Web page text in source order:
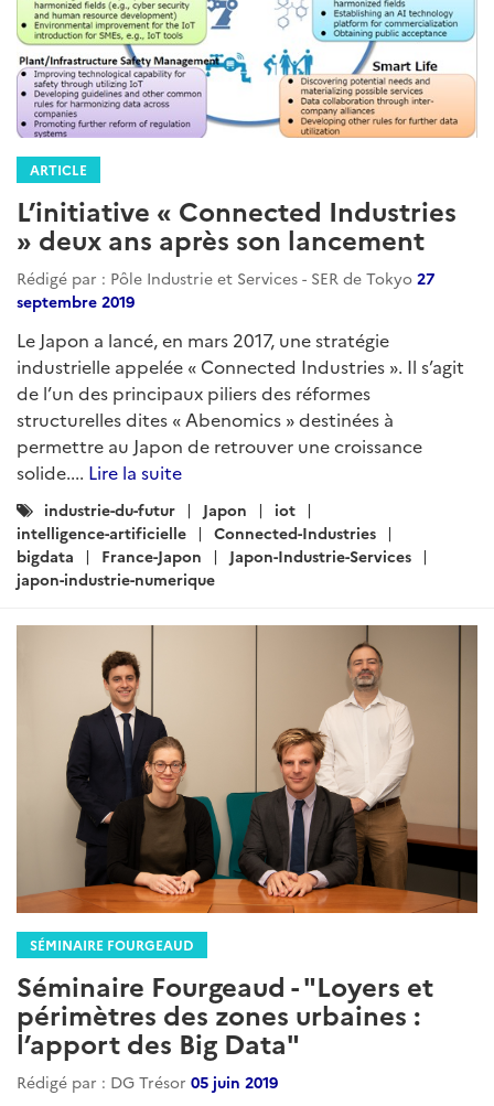
ARTICLE
L’initiative « Connected Industries
» deux ans après son lancement
Rédigé par : Pôle Industrie et Services - SER de Tokyo 27
septembre 2019
Le Japon a lancé, en mars 2017, une stratégie
industrielle appelée « Connected Industries ». Il s’agit
de l’un des principaux piliers des réformes
structurelles dites « Abenomics » destinées à
permettre au Japon de retrouver une croissance
solide.... Lire la suite
Catégories
:
industrie-du-futur Japon
iot
intelligence-artificielle
Connected-Industries
bigdata
France-Japon
Japon-Industrie-Services
japon-industrie-numerique
SÉMINAIRE FOURGEAUD
Séminaire Fourgeaud - "Loyers et
périmètres des zones urbaines :
l’apport des Big Data"
Rédigé par : DG Trésor 05 juin 2019